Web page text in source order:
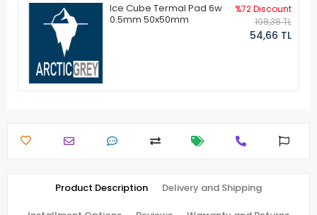
Ice Cube Termal Pad 6w
0.5mm 50x50mm
%72 Discount
198,38 TL
54,66 TL
Product Description Delivery and Shipping